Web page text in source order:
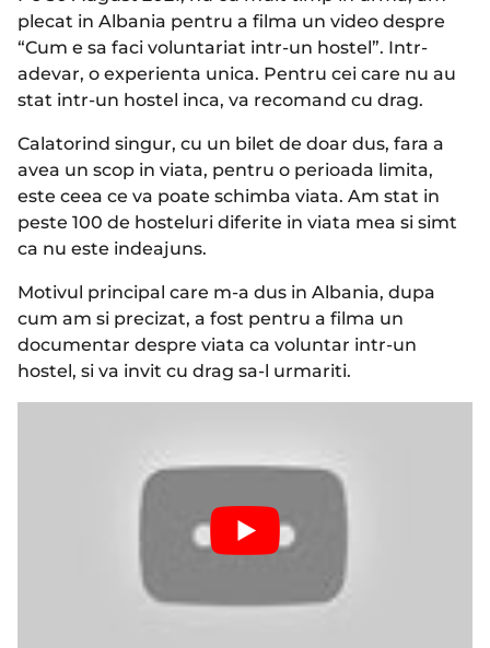
plecat in Albania pentru a filma un video despre
“Cum e sa faci voluntariat intr-un hostel”. Intr-
adevar, o experienta unica. Pentru cei care nu au
stat intr-un hostel inca, va recomand cu drag.
Calatorind singur, cu un bilet de doar dus, fara a
avea un scop in viata, pentru o perioada limita,
este ceea ce va poate schimba viata. Am stat in
peste 100 de hosteluri diferite in viata mea si simt
ca nu este indeajuns.
Motivul principal care m-a dus in Albania, dupa
cum am si precizat, a fost pentru a filma un
documentar despre viata ca voluntar intr-un
hostel, si va invit cu drag sa-l urmariti.